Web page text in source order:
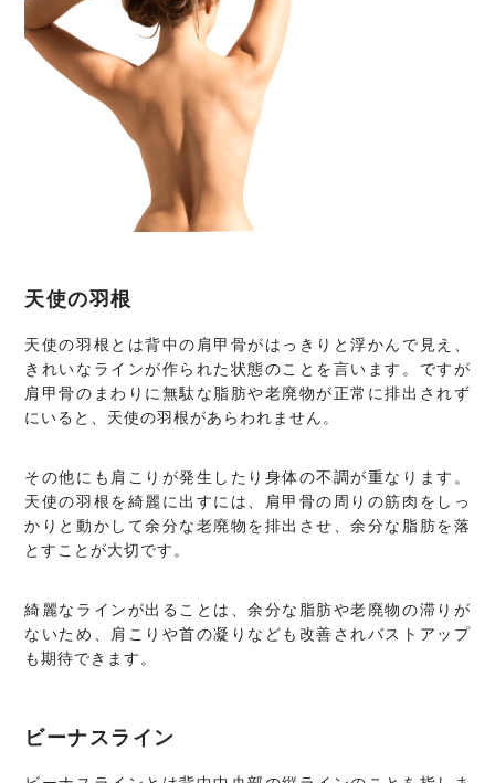
天使の羽根
天使の羽根とは背中の肩甲骨がはっきりと浮かんで見え、
きれいなラインが作られた状態のことを言います。ですが
肩甲骨のまわりに無駄な脂肪や老廃物が正常に排出されず
にいると、天使の羽根があらわれません。
その他にも肩こりが発生したり身体の不調が重なります。
天使の羽根を綺麗に出すには、肩甲骨の周りの筋肉をしっ
かりと動かして余分な老廃物を排出させ、余分な脂肪を落
とすことが大切です。
綺麗なラインが出ることは、余分な脂肪や老廃物の滞りが
ないため、肩こりや首の凝りなども改善されバストアップ
も期待できます。
ビーナスライン